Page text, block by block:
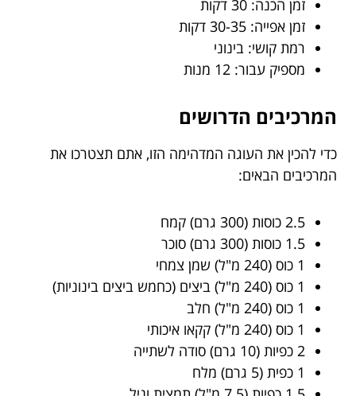
זמן הכנה: 30 דקות
זמן אפייה: 30-35 דקות
רמת קושי: בינוני
מספיק עבור: 12 מנות
המרכיבים הדרושים
כדי להכין את העוגה המדהימה הזו, אתם תצטרכו את
המרכיבים הבאים:
2.5 כוסות (300 גרם) קמח
1.5 כוסות (300 גרם) סוכר
1 כוס (240 מ"ל) שמן צמחי
1 כוס (240 מ"ל) ביצים (כחמש ביצים בינוניות)
1 כוס (240 מ"ל) חלב
1 כוס (240 מ"ל) קקאו איכותי
2 כפיות (10 גרם) סודה לשתייה
1 כפית (5 גרם) מלח